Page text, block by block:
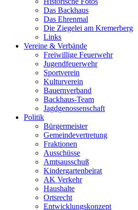
Das Backhaus
Das Ehrenmal
Die Ziegelei am Kremerberg
Links
Vereine & Verbände
Freiwillige ­Feuerwehr
Jugendfeuerwehr
Sportverein
Kulturverein
Bauernverband
Backhaus-Team
Jagdgenossenschaft
Politik
Bürgermeister
Gemeindevertretung
Fraktionen
Ausschüsse
Amtsausschuß
Kindergartenbeirat
AK Verkehr
Haushalte
Ortsrecht
Entwicklungskonzept